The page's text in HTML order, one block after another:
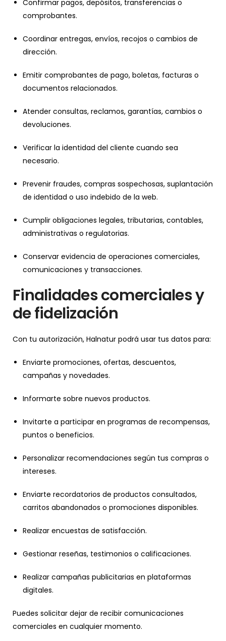
Confirmar pagos, depósitos, transferencias o
comprobantes.
Coordinar entregas, envíos, recojos o cambios de
dirección.
Emitir comprobantes de pago, boletas, facturas o
documentos relacionados.
Atender consultas, reclamos, garantías, cambios o
devoluciones.
Verificar la identidad del cliente cuando sea
necesario.
Prevenir fraudes, compras sospechosas, suplantación
de identidad o uso indebido de la web.
Cumplir obligaciones legales, tributarias, contables,
administrativas o regulatorias.
Conservar evidencia de operaciones comerciales,
comunicaciones y transacciones.
Finalidades comerciales y
de fidelización
Con tu autorización, Halnatur podrá usar tus datos para:
Enviarte promociones, ofertas, descuentos,
campañas y novedades.
Informarte sobre nuevos productos.
Invitarte a participar en programas de recompensas,
puntos o beneficios.
Personalizar recomendaciones según tus compras o
intereses.
Enviarte recordatorios de productos consultados,
carritos abandonados o promociones disponibles.
Realizar encuestas de satisfacción.
Gestionar reseñas, testimonios o calificaciones.
Realizar campañas publicitarias en plataformas
digitales.
Puedes solicitar dejar de recibir comunicaciones
comerciales en cualquier momento.